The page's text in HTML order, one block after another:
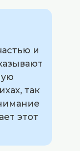
и
так
этот